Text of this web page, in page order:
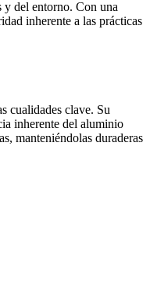
y del entorno. Con una
inherente a las prácticas
cualidades clave. Su
inherente del aluminio
manteniéndolas duraderas